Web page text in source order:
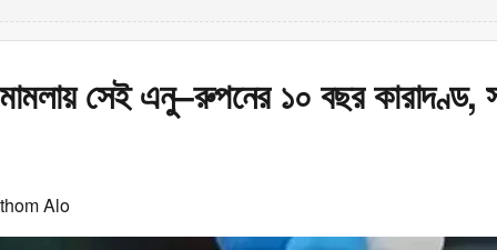
মামলায় সেই এনু–রুপনের ১০ বছর
Alo